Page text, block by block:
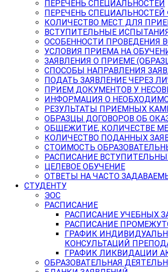
ПЕРЕЧЕНЬ СПЕЦИАЛЬНОСТЕЙ
ПЕРЕЧЕНЬ
КОЛИЧЕСТВО МЕСТ ДЛЯ
ВСТУПИТЕЛЬНЫЕ
ОСОБЕННОСТИ ПРОВЕДЕНИЯ
УСЛОВИЯ ПРИЕМА НА
ЗАЯВЛЕНИЯ О ПРИЕМЕ
СПОСОБЫ НАПРАВЛЕНИЯ
ПОДАТЬ ЗАЯВЛЕНИЕ ЧЕРЕЗ
ПРИЕМ ДОКУМЕНТОВ У
ИНФОРМАЦИЯ О
РЕЗУЛЬТАТЫ ПРИЕМНЫХ
ОБРАЗЦЫ ДОГОВОРОВ ОБ
ОБЩЕЖИТИЕ, КОЛИЧЕСТВЕ
КОЛИЧЕСТВО ПОДАННЫХ
СТОИМОСТЬ
РАСПИСАНИЕ
ЦЕЛЕВОЕ ОБУЧЕНИЕ
ОТВЕТЫ НА ЧАСТО
СТУДЕНТУ
ЭОС
РАСПИСАНИЕ
РАСПИСАНИЕ УЧЕБНЫХ
РАСПИСАНИЕ
ГРАФИК
КОНСУЛЬТАЦИЙ
ГРАФИК ЛИКВИДАЦИИ
ОБРАЗОВАТЕЛЬНАЯ